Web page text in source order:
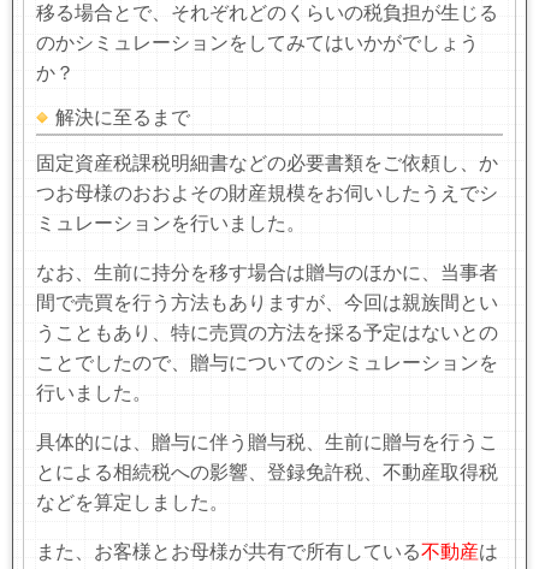
移る場合とで、それぞれどのくらいの税負担が生じる
のかシミュレーションをしてみてはいかがでしょう
か？
解決に至るまで
固定資産税課税明細書などの必要書類をご依頼し、か
つお母様のおおよその財産規模をお伺いしたうえでシ
ミュレーションを行いました。
なお、生前に持分を移す場合は贈与のほかに、当事者
間で売買を行う方法もありますが、今回は親族間とい
うこともあり、特に売買の方法を採る予定はないとの
ことでしたので、贈与についてのシミュレーションを
行いました。
具体的には、贈与に伴う贈与税、生前に贈与を行うこ
とによる相続税への影響、登録免許税、不動産取得税
などを算定しました。
また、お客様とお母様が共有で所有している不動産は